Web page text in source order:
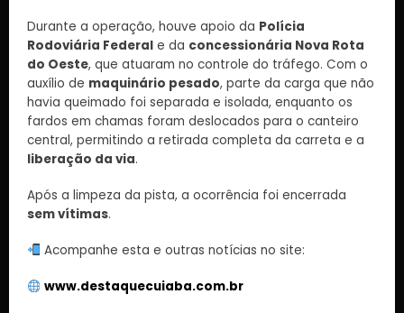
Durante a operação, houve apoio da Polícia
Rodoviária Federal e da concessionária Nova Rota
do Oeste, que atuaram no controle do tráfego. Com o
auxílio de maquinário pesado, parte da carga que não
havia queimado foi separada e isolada, enquanto os
fardos em chamas foram deslocados para o canteiro
central, permitindo a retirada completa da carreta e a
liberação da via.
Após a limpeza da pista, a ocorrência foi encerrada
sem vítimas.
Acompanhe esta e outras notícias no site:
www.destaquecuiaba.com.br